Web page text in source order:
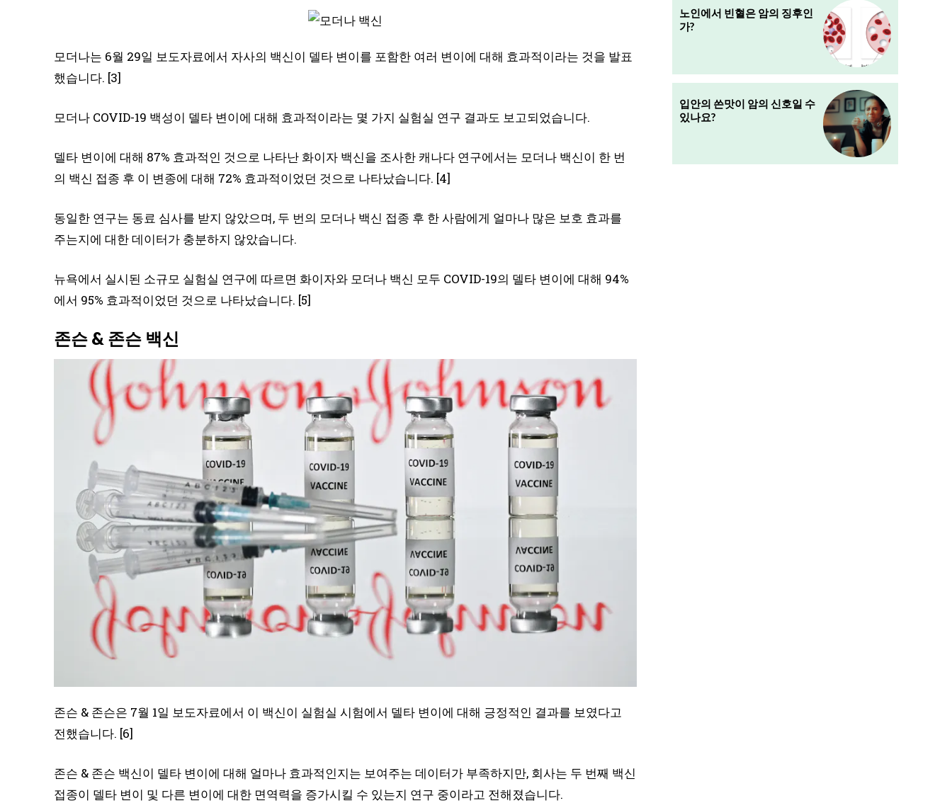
모더나는 6월 29일 보도자료에서 자사의 백신이 델타 변이를 포함한 여러 변이에 대해 효과적이라는 것을 발표
했습니다. [3]
모더나 COVID-19 백성이 델타 변이에 대해 효과적이라는 몇 가지 실험실 연구 결과도 보고되었습니다.
델타 변이에 대해 87% 효과적인 것으로 나타난 화이자 백신을 조사한 캐나다 연구에서는 모더나 백신이 한 번
의 백신 접종 후 이 변종에 대해 72% 효과적이었던 것으로 나타났습니다. [4]
동일한 연구는 동료 심사를 받지 않았으며, 두 번의 모더나 백신 접종 후 한 사람에게 얼마나 많은 보호 효과를
주는지에 대한 데이터가 충분하지 않았습니다.
뉴욕에서 실시된 소규모 실험실 연구에 따르면 화이자와 모더나 백신 모두 COVID-19의 델타 변이에 대해 94%
에서 95% 효과적이었던 것으로 나타났습니다. [5]
존슨 & 존슨 백신
존슨 & 존슨은 7월 1일 보도자료에서 이 백신이 실험실 시험에서 델타 변이에 대해 긍정적인 결과를 보였다고
전했습니다. [6]
존슨 & 존슨 백신이 델타 변이에 대해 얼마나 효과적인지는 보여주는 데이터가 부족하지만, 회사는 두 번째 백신
접종이 델타 변이 및 다른 변이에 대한 면역력을 증가시킬 수 있는지 연구 중이라고 전해졌습니다.
노인에서 빈혈은 암의 징후인
가?
입안의 쓴맛이 암의 신호일 수
있나요?